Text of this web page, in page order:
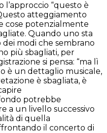
l’approccio “questo è
atteggiamento
cose potenzialmente
Quando uno sta
modi che sembrano
più sbagliati, per
si pensa: “ma lì
è un dettaglio musicale,
è sbagliata, è
potrebbe
a un livello successivo
di quella
il concerto di